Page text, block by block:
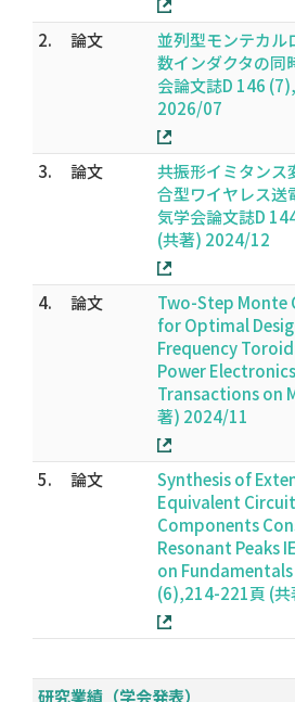
2. 論文
並列型モンテカル
数インダクタの同
会論文誌D 146
2026/07
3. 論文
共振形イミタンス
合型ワイヤレス送
気学会論文誌D
(共著) 2024/12
4. 論文
Two-Step Monte
for Optimal
Frequency
Power
Transactions on
著) 2024/11
5. 論文
Synthesis of
Equivalent
Components
Resonant Peaks
on
(6),214-221頁 (
研究業績（学会発表）